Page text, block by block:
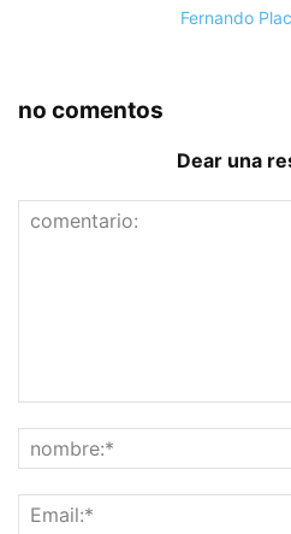
Fernando
no comentos
Dear una